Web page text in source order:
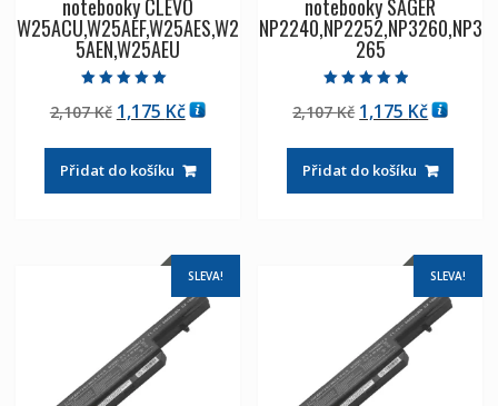
notebooky CLEVO
W25ACU,W25AEF,W25AES,W2
5AEN,W25AEU
5.00
z 5
2,107Kč Původní
byla:
2,107 Kč
1,175 KčAktuální
je:
1,175 Kč
Přidat do košíku
notebooky SAGER
NP2240,NP2252,NP3260,NP3
265
4.50
z 5
2,107Kč Původní
byla:
2,107 Kč
1,175 Kč
je:
1,175 Kč
Přidat do košíku
SLEVA! SLEVA!